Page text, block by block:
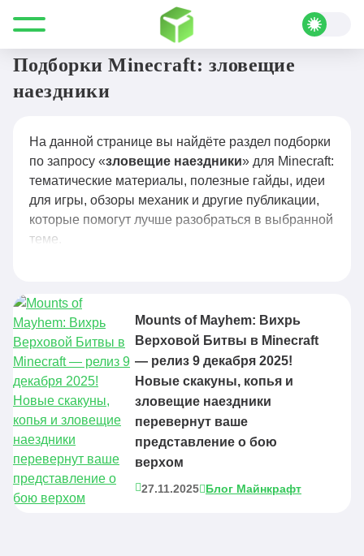
Все для Minecraft зловещие наездники
Подборки Minecraft: зловещие
наездники
На данной странице вы найдёте раздел подборки
по запросу «зловещие наездники» для Minecraft:
тематические материалы, полезные гайды, идеи
для игры, обзоры механик и другие публикации,
которые помогут лучше разобраться в выбранной
теме.
Mounts of Mayhem: Вихрь
Верховой Битвы в Minecraft
— релиз 9 декабря 2025!
Новые скакуны, копья и
зловещие наездники
перевернут ваше
представление о бою
верхом
27.11.2025 Блог Майнкрафт